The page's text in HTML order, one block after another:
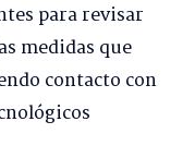
para revisar
medidas que
contacto con